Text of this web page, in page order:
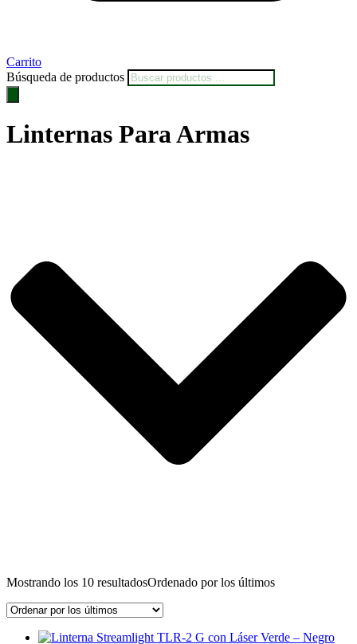
Carrito
Búsqueda de productos
Linternas Para Armas
Mostrando los 10 resultadosOrdenado por los últimos